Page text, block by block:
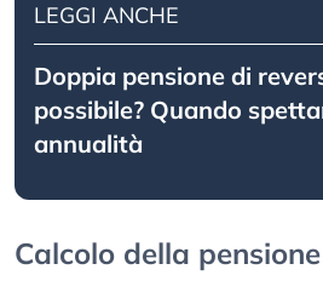
LEGGI ANCHE
Doppia pensione di
possibile? Quando
annualità
Calcolo della